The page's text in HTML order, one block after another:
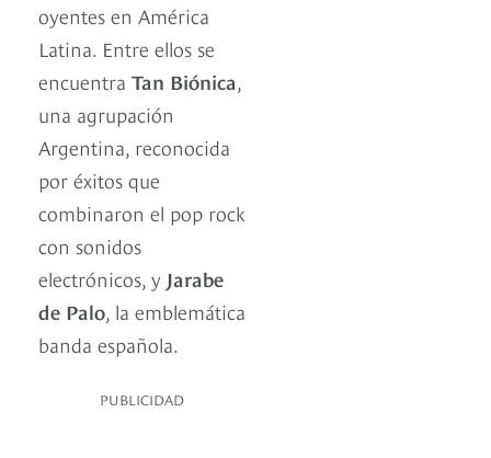
oyentes en América
Latina. Entre ellos se
encuentra Tan Biónica
una agrupación
Argentina, reconocida
por éxitos que
combinaron el pop rock
con sonidos
electrónicos, y Jarabe
de Palo , la emblemática
banda española.
PUBLICIDAD